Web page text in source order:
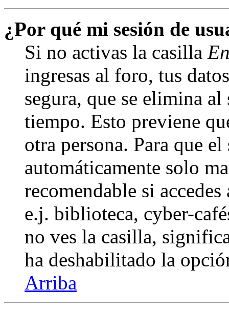
¿Por qué mi sesión de
Si no activas la casilla
ingresas al foro, tus
segura, que se elimina
tiempo. Esto previene
otra persona. Para que
automáticamente solo
recomendable si
e.j. biblioteca, cyber-
no ves la casilla,
ha deshabilitado la
Arriba